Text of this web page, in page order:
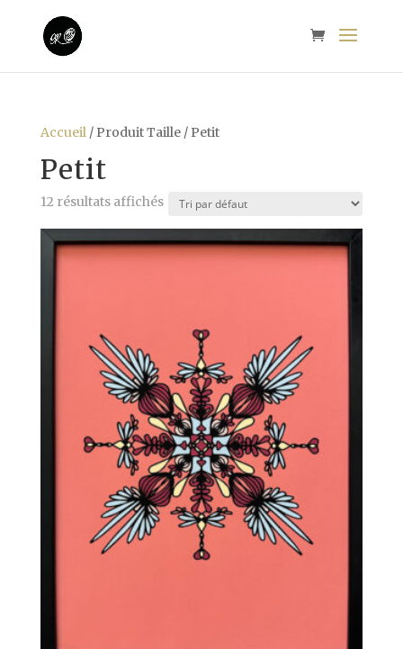
Accueil/ Produit Taille / Petit
Petit
12 résultats affichés